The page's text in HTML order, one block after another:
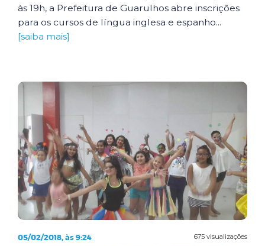
às 19h, a Prefeitura de Guarulhos abre inscrições
para os cursos de língua inglesa e espanho...
[saiba mais]
675 visualizações
05/02/2018, às 9:24